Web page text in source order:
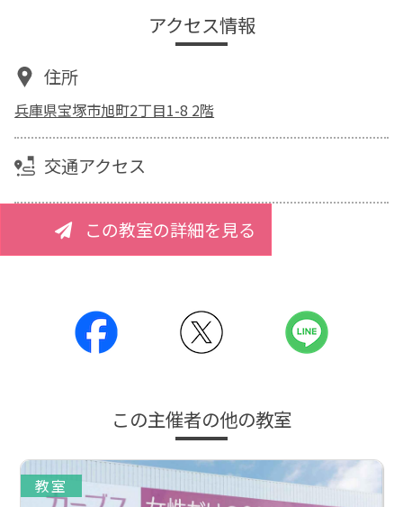
アクセス情報
住所
兵庫県宝塚市旭町2丁目1-8 2階
交通アクセス
この教室の詳細を見る
この主催者の他の教室
教室